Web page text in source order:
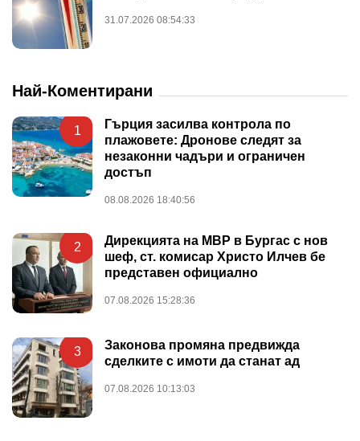
31.07.2026 08:54:33
Най-Коментирани
1
Гърция засилва контрола по
плажовете: Дронове следят за
незаконни чадъри и ограничен
достъп
08.08.2026 18:40:56
2
Дирекцията на МВР в Бургас с нов
шеф, ст. комисар Христо Илчев бе
представен официално
07.08.2026 15:28:36
3
Законова промяна предвижда
сделките с имоти да станат ад
07.08.2026 10:13:03